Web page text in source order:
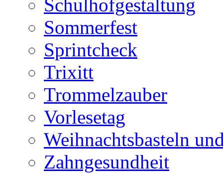
Schulhofgestaltung
Sommerfest
Sprintcheck
Trixitt
Trommelzauber
Vorlesetag
Weihnachtsbasteln
Zahngesundheit